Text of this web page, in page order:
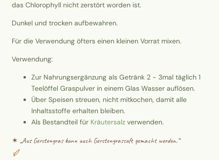
das Chlorophyll nicht zerstört worden ist.
Dunkel und trocken aufbewahren.
Für die Verwendung öfters einen kleinen Vorrat mixen.
Verwendung:
Zur Nahrungsergänzung als Getränk 2 - 3mal täglich 1
Teelöffel Graspulver in einem Glas Wasser auflösen.
Über Speisen streuen, nicht mitkochen, damit alle
Inhaltsstoffe erhalten bleiben.
Als Bestandteil für Kräutersalz verwenden.
✶ „Aus Gerstengras kann auch Gerstengrassaft gemacht werden.“